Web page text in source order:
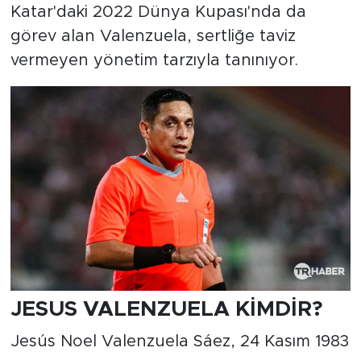
Katar'daki 2022 Dünya Kupası'nda da
görev alan Valenzuela, sertliğe taviz
vermeyen yönetim tarzıyla tanınıyor.
JESUS VALENZUELA KİMDİR?
Jesús Noel Valenzuela Sáez, 24 Kasım 1983